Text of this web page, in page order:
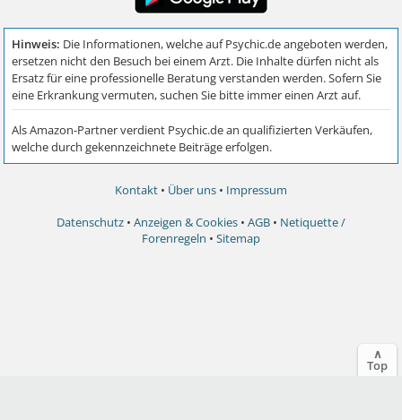
Kontakt • Über uns • Impressum
Datenschutz • Anzeigen & Cookies • AGB • Netiquette /
Forenregeln • Sitemap
∧
Top